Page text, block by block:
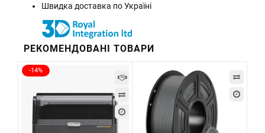
Швидка доставка по Україні
РЕКОМЕНДОВАНІ ТОВАРИ
-14%